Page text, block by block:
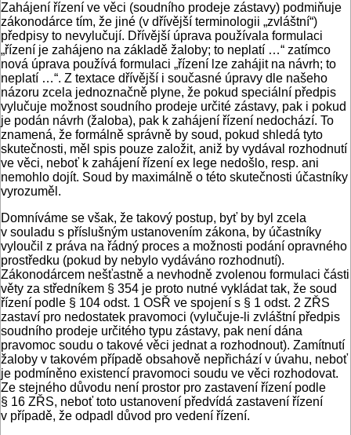
Zahájení řízení ve věci (soudního prodeje zástavy) podmiňuje
zákonodárce tím, že jiné (v dřívější terminologii „zvláštní“)
předpisy to nevylučují. Dřívější úprava používala formulaci
„řízení je zahájeno na základě žaloby; to neplatí …“ zatímco
nová úprava používá formulaci „řízení lze zahájit na návrh; to
neplatí …“. Z textace dřívější i současné úpravy dle našeho
názoru zcela jednoznačně plyne, že pokud speciální předpis
vylučuje možnost soudního prodeje určité zástavy, pak i pokud
je podán návrh (žaloba), pak k zahájení řízení nedochází. To
znamená, že formálně správně by soud, pokud shledá tyto
skutečnosti, měl spis pouze založit, aniž by vydával rozhodnutí
ve věci, neboť k zahájení řízení ex lege nedošlo, resp. ani
nemohlo dojít. Soud by maximálně o této skutečnosti účastníky
vyrozuměl.
Domníváme se však, že takový postup, byť by byl zcela
v souladu s příslušným ustanovením zákona, by účastníky
vyloučil z práva na řádný proces a možnosti podání opravného
prostředku (pokud by nebylo vydáváno rozhodnutí).
Zákonodárcem nešťastně a nevhodně zvolenou formulaci části
věty za středníkem § 354 je proto nutné vykládat tak, že soud
řízení podle § 104 odst. 1 OSŘ ve spojení s § 1 odst. 2 ZŘS
zastaví pro nedostatek pravomoci (vylučuje-li zvláštní předpis
soudního prodeje určitého typu zástavy, pak není dána
pravomoc soudu o takové věci jednat a rozhodnout). Zamítnutí
žaloby v takovém případě obsahově nepřichází v úvahu, neboť
je podmíněno existencí pravomoci soudu ve věci rozhodovat.
Ze stejného důvodu není prostor pro zastavení řízení podle
§ 16 ZŘS, neboť toto ustanovení předvídá zastavení řízení
v případě, že odpadl důvod pro vedení řízení.